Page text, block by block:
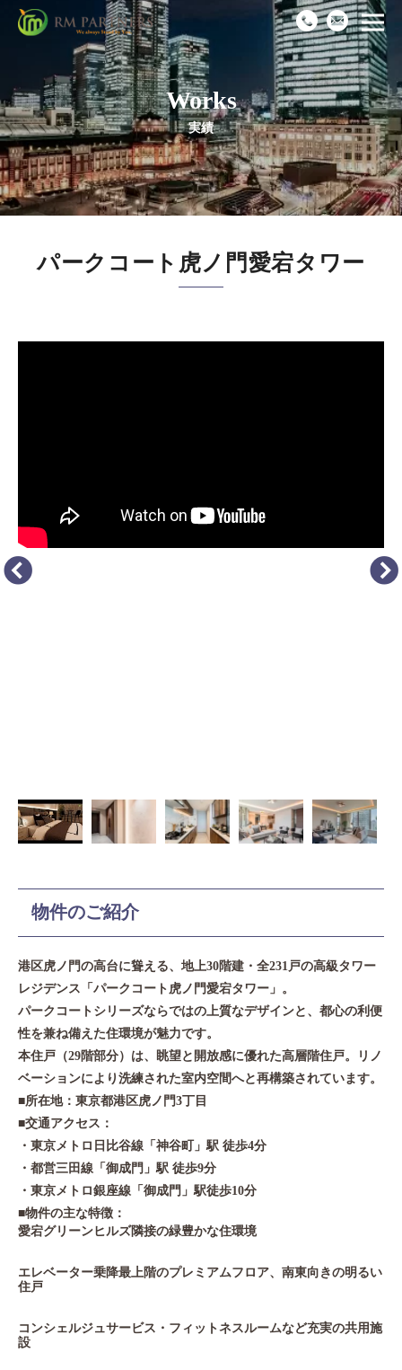
Top
News
Business
Works
03-6300-7940（本社/保険）
Works
実績
パークコート虎ノ門愛宕タワー
物件のご紹介
港区虎ノ門の高台に聳える、地上30階建・全231戸の高級タワー
レジデンス「パークコート虎ノ門愛宕タワー」。
パークコートシリーズならではの上質なデザインと、都心の利便
性を兼ね備えた住環境が魅力です。
本住戸（29階部分）は、眺望と開放感に優れた高層階住戸。リノ
ベーションにより洗練された室内空間へと再構築されています。
■所在地：東京都港区虎ノ門3丁目
■交通アクセス：
・東京メトロ日比谷線「神谷町」駅 徒歩4分
・都営三田線「御成門」駅 徒歩9分
・東京メトロ銀座線「御成門」駅徒歩10分
■物件の主な特徴：
愛宕グリーンヒルズ隣接の緑豊かな住環境
エレベーター乗降最上階のプレミアムフロア、南東向きの明るい
住戸
コンシェルジュサービス・フィットネスルームなど充実の共用施
設